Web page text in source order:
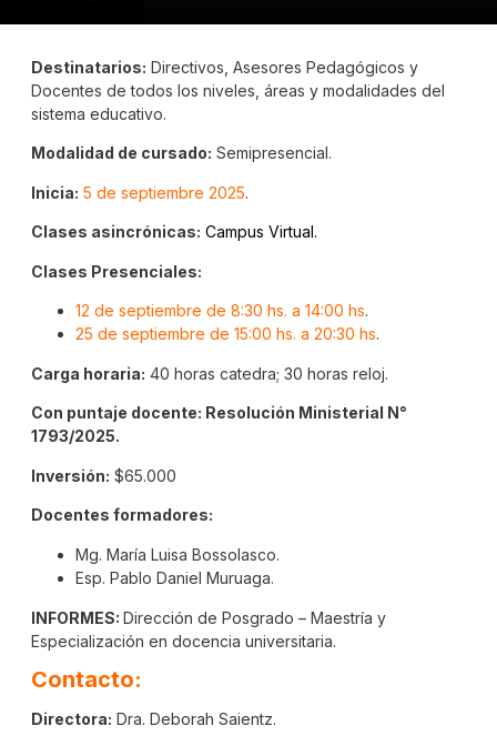
Destinatarios: Directivos, Asesores Pedagógicos y
Docentes de todos los niveles, áreas y modalidades del
sistema educativo.
Modalidad de cursado: Semipresencial.
Inicia: 5 de septiembre 2025.
Clases asincrónicas: Campus Virtual.
Clases Presenciales:
12 de septiembre de 8:30 hs. a 14:00 hs.
25 de septiembre de 15:00 hs. a 20:30 hs.
Carga horaria: 40 horas catedra; 30 horas reloj.
Con puntaje docente: Resolución Ministerial N°
1793/2025.
Inversión: $65.000
Docentes formadores:
Mg. María Luisa Bossolasco.
Esp. Pablo Daniel Muruaga.
INFORMES: Dirección de Posgrado – Maestría y
Especialización en docencia universitaria.
Contacto:
Directora: Dra. Deborah Saientz.